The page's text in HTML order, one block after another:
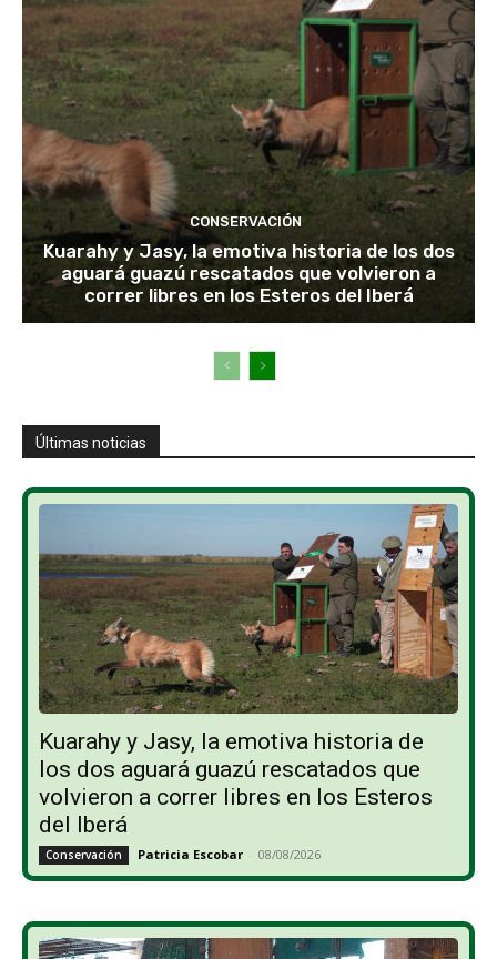
CONSERVACIÓN
Kuarahy y Jasy, la emotiva historia de los dos
aguará guazú rescatados que volvieron a
correr libres en los Esteros del Iberá
Últimas noticias
Kuarahy y Jasy, la emotiva historia de
los dos aguará guazú rescatados que
volvieron a correr libres en los Esteros
del Iberá
Conservación Patricia Escobar - 08/08/2026